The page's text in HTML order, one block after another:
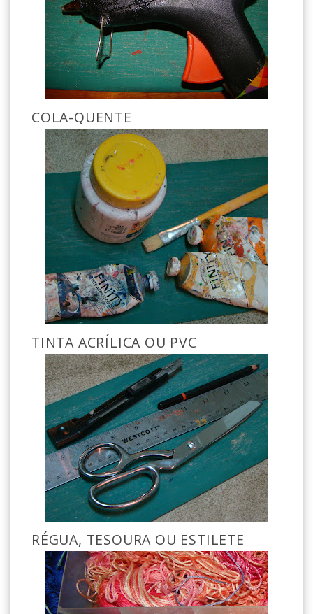
COLA-QUENTE
TINTA ACRÍLICA OU PVC
RÉGUA, TESOURA OU ESTILETE